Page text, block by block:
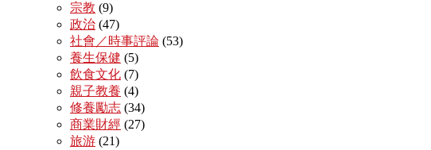
宗教 (9)
政治 (47)
社會／時事評論 (53)
養生保健 (5)
飲食文化 (7)
親子教養 (4)
修養勵志 (34)
商業財經 (27)
旅游 (21)